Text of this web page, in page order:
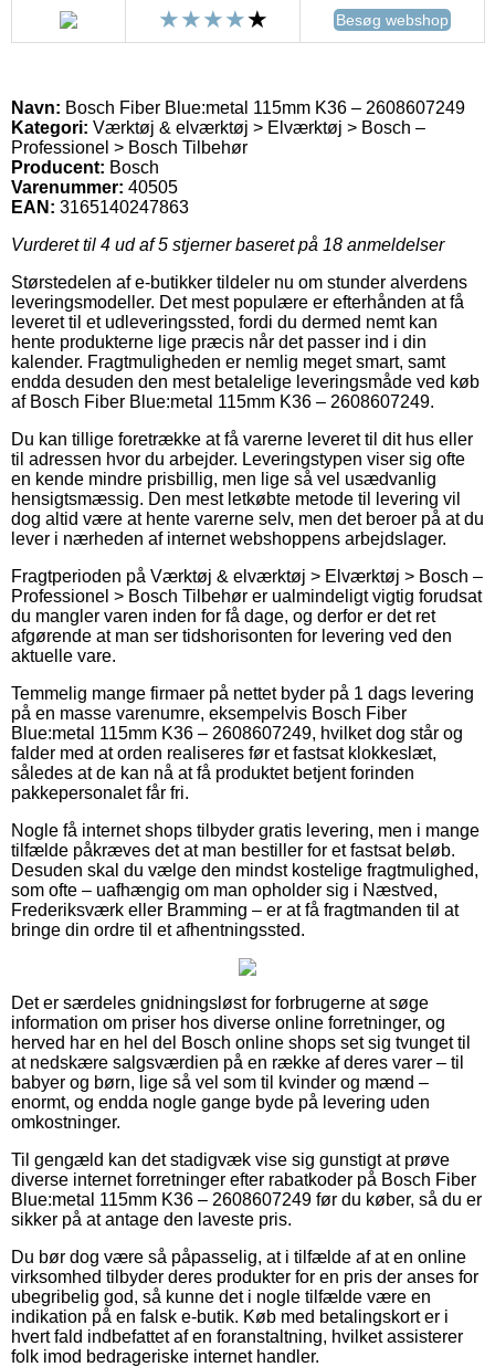
Besøg webshop
Navn: Bosch Fiber Blue:metal 115mm K36 – 2608607249
Kategori: Værktøj & elværktøj > Elværktøj > Bosch –
Professionel > Bosch Tilbehør
Producent: Bosch
Varenummer: 40505
EAN: 3165140247863
Vurderet til 4 ud af 5 stjerner baseret på 18 anmeldelser
Størstedelen af e-butikker tildeler nu om stunder alverdens
leveringsmodeller. Det mest populære er efterhånden at få
leveret til et udleveringssted, fordi du dermed nemt kan
hente produkterne lige præcis når det passer ind i din
kalender. Fragtmuligheden er nemlig meget smart, samt
endda desuden den mest betalelige leveringsmåde ved køb
af Bosch Fiber Blue:metal 115mm K36 – 2608607249.
Du kan tillige foretrække at få varerne leveret til dit hus eller
til adressen hvor du arbejder. Leveringstypen viser sig ofte
en kende mindre prisbillig, men lige så vel usædvanlig
hensigtsmæssig. Den mest letkøbte metode til levering vil
dog altid være at hente varerne selv, men det beroer på at du
lever i nærheden af internet webshoppens arbejdslager.
Fragtperioden på Værktøj & elværktøj > Elværktøj > Bosch –
Professionel > Bosch Tilbehør er ualmindeligt vigtig forudsat
du mangler varen inden for få dage, og derfor er det ret
afgørende at man ser tidshorisonten for levering ved den
aktuelle vare.
Temmelig mange firmaer på nettet byder på 1 dags levering
på en masse varenumre, eksempelvis Bosch Fiber
Blue:metal 115mm K36 – 2608607249, hvilket dog står og
falder med at orden realiseres før et fastsat klokkeslæt,
således at de kan nå at få produktet betjent forinden
pakkepersonalet får fri.
Nogle få internet shops tilbyder gratis levering, men i mange
tilfælde påkræves det at man bestiller for et fastsat beløb.
Desuden skal du vælge den mindst kostelige fragtmulighed,
som ofte – uafhængig om man opholder sig i Næstved,
Frederiksværk eller Bramming – er at få fragtmanden til at
bringe din ordre til et afhentningssted.
Det er særdeles gnidningsløst for forbrugerne at søge
information om priser hos diverse online forretninger, og
herved har en hel del Bosch online shops set sig tvunget til
at nedskære salgsværdien på en række af deres varer – til
babyer og børn, lige så vel som til kvinder og mænd –
enormt, og endda nogle gange byde på levering uden
omkostninger.
Til gengæld kan det stadigvæk vise sig gunstigt at prøve
diverse internet forretninger efter rabatkoder på Bosch Fiber
Blue:metal 115mm K36 – 2608607249 før du køber, så du er
sikker på at antage den laveste pris.
Du bør dog være så påpasselig, at i tilfælde af at en online
virksomhed tilbyder deres produkter for en pris der anses for
ubegribelig god, så kunne det i nogle tilfælde være en
indikation på en falsk e-butik. Køb med betalingskort er i
hvert fald indbefattet af en foranstaltning, hvilket assisterer
folk imod bedrageriske internet handler.